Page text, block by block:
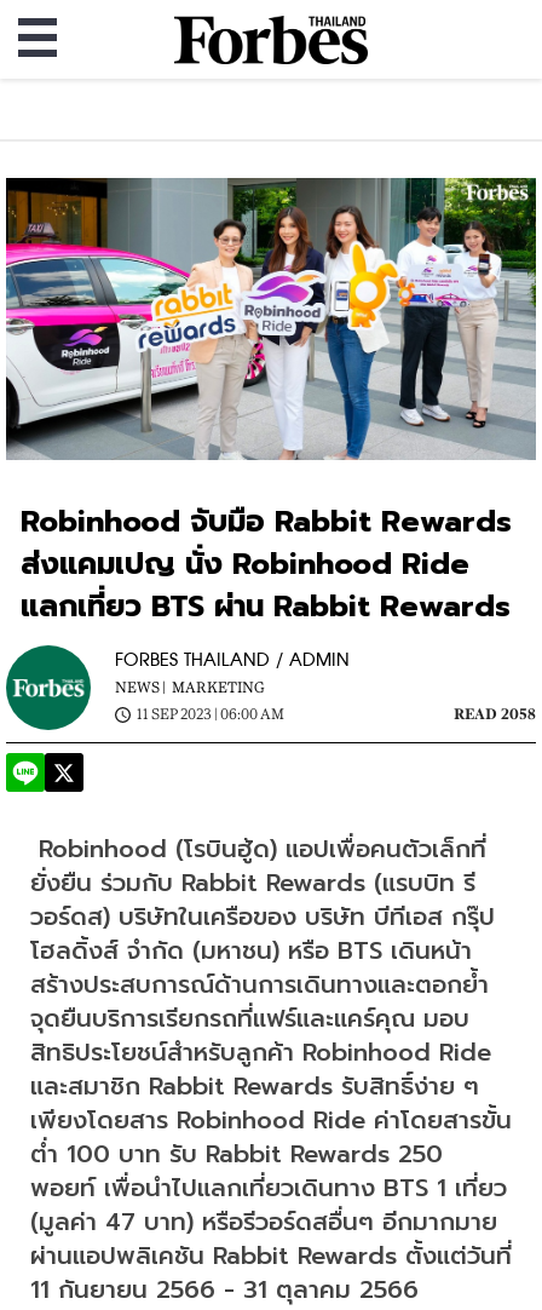
Robinhood จับมือ Rabbit Rewards
ส่งแคมเปญ นั่ง Robinhood Ride
แลกเที่ยว BTS ผ่าน Rabbit Rewards
FORBES THAILAND / ADMIN
NEWS |
MARKETING
11 SEP 2023 | 06:00 AM
READ 2058
Robinhood (โรบินฮู้ด) แอปเพื่อคนตัวเล็กที่
ยั่งยืน ร่วมกับ Rabbit Rewards (แรบบิท รี
วอร์ดส) บริษัทในเครือของ บริษัท บีทีเอส กรุ๊ป
โฮลดิ้งส์ จำกัด (มหาชน) หรือ BTS เดินหน้า
สร้างประสบการณ์ด้านการเดินทางและตอกย้ำ
จุดยืนบริการเรียกรถที่แฟร์และแคร์คุณ มอบ
สิทธิประโยชน์สำหรับลูกค้า Robinhood Ride
และสมาชิก Rabbit Rewards รับสิทธิ์ง่าย ๆ
เพียงโดยสาร Robinhood Ride ค่าโดยสารขั้น
ต่ำ 100 บาท รับ Rabbit Rewards 250
พอยท์ เพื่อนำไปแลกเที่ยวเดินทาง BTS 1 เที่ยว
(มูลค่า 47 บาท) หรือรีวอร์ดสอื่นๆ อีกมากมาย
ผ่านแอปพลิเคชัน Rabbit Rewards ตั้งแต่วันที่
11 กันยายน 2566 - 31 ตุลาคม 2566